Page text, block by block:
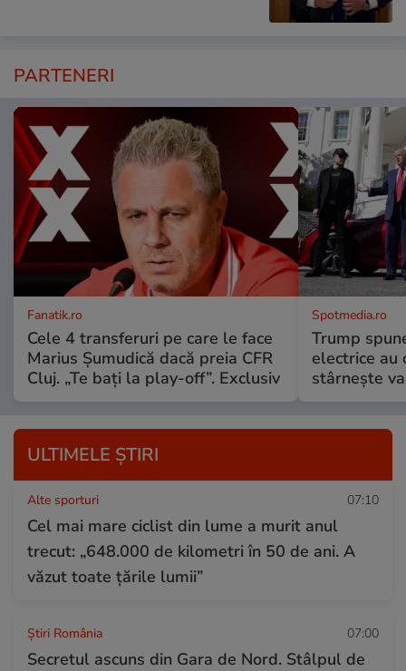
PARTENERI
Fanatik.ro
Cele 4 transferuri pe care le face
Marius Șumudică dacă preia CFR
Cluj. „Te bați la play-off”. Exclusiv
Spotmedia.ro
Trump
electrice au
stârnește
ULTIMELE ȘTIRI
Alte sporturi 07:10
Cel mai mare ciclist din lume a murit anul
trecut: „648.000 de kilometri în 50 de ani. A
văzut toate țările lumii”
Știri România 07:00
Secretul ascuns din Gara de Nord. Stâlpul de